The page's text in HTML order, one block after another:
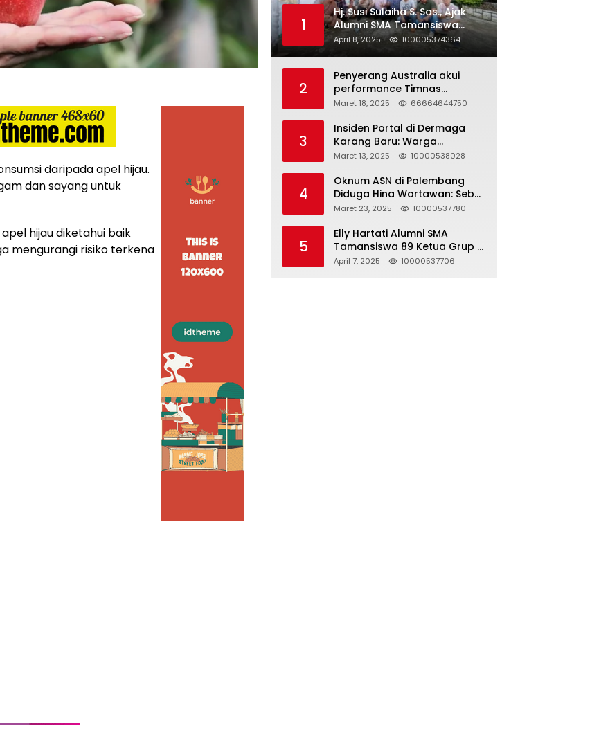
daripada apel hijau.
dan sayang untuk
hijau diketahui baik
mengurangi risiko terkena
1
Hj. Susi Sulaiha S. Sos., Ajak
Alumni SMA Tamansiswa
Palembang Angkatan 91 Halal
Bihalal
April 8, 2025 100005374364
2
Penyerang Australia akui
performance Timnas
Indonesia
Maret 18, 2025 66664644750
3
Insiden Portal di Dermaga
Karang Baru: Warga
Klarifikasi dan Kritik
Akurat
Maret 13, 2025 10000538028
4
Oknum ASN di Palembang
Diduga Hina Wartawan: Sebut
Profesi Jurnalis Hanya
Berujung Dugaan
Pelanggaran UU ITE!
Maret 23, 2025 10000537780
5
Elly Hartati Alumni SMA
Tamansiswa 89 Ketua Grup S
4 Laksanakan Giat
April 7, 2025 10000537706